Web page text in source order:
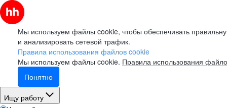
Мы используем файлы cookie, чтобы обеспечивать
и анализировать сетевой трафик.
Правила использования файлов cookie
Мы используем файлы cookie. Правила использования
Понятно
Ищу работу